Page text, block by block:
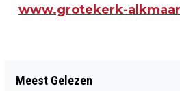
www.grotekerk-
Meest Gelezen